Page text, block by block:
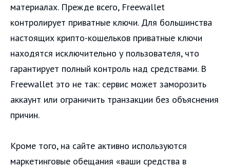
материалах. Прежде всего, Freewallet
контролирует приватные ключи. Для большинства
настоящих крипто-кошельков приватные ключи
находятся исключительно у пользователя, что
гарантирует полный контроль над средствами. В
Freewallet это не так: сервис может заморозить
аккаунт или ограничить транзакции без объяснения
причин.
Кроме того, на сайте активно используются
маркетинговые обещания «ваши средства в